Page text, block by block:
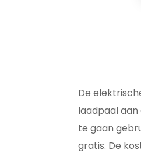
De
laadpaal
te gaan
gratis. De